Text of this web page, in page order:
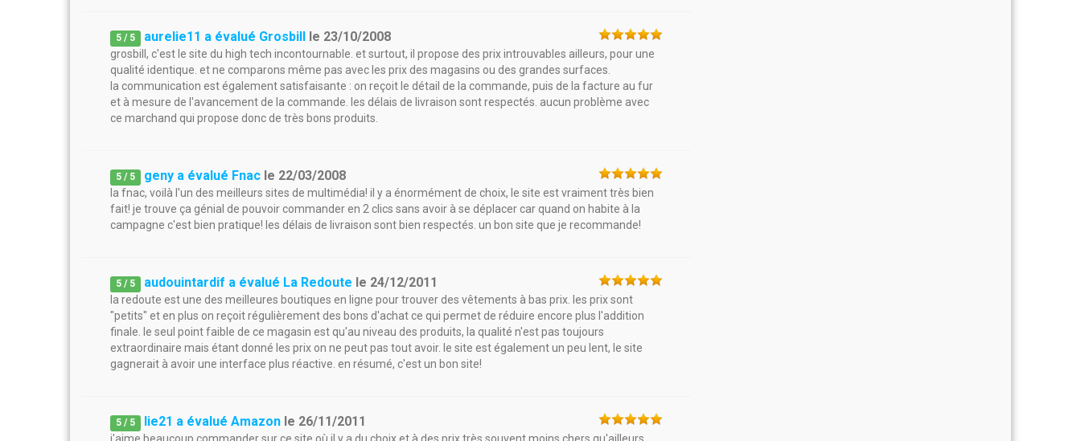
5 / 5 aurelie11 a évalué Grosbill le 23/10/2008
grosbill, c'est le site du high tech incontournable. et surtout, il propose des prix introuvables ailleurs, pour une
qualité identique. et ne comparons même pas avec les prix des magasins ou des grandes surfaces.
la communication est également satisfaisante : on reçoit le détail de la commande, puis de la facture au fur
et à mesure de l'avancement de la commande. les délais de livraison sont respectés. aucun problème avec
ce marchand qui propose donc de très bons produits.
5 / 5 geny a évalué Fnac le 22/03/2008
la fnac, voilà l'un des meilleurs sites de multimédia! il y a énormément de choix, le site est vraiment très bien
fait! je trouve ça génial de pouvoir commander en 2 clics sans avoir à se déplacer car quand on habite à la
campagne c'est bien pratique! les délais de livraison sont bien respectés. un bon site que je recommande!
5 / 5 audouintardif a évalué La Redoute le 24/12/2011
la redoute est une des meilleures boutiques en ligne pour trouver des vêtements à bas prix. les prix sont
"petits" et en plus on reçoit régulièrement des bons d'achat ce qui permet de réduire encore plus l'addition
finale. le seul point faible de ce magasin est qu'au niveau des produits, la qualité n'est pas toujours
extraordinaire mais étant donné les prix on ne peut pas tout avoir. le site est également un peu lent, le site
gagnerait à avoir une interface plus réactive. en résumé, c'est un bon site!
5 / 5 lie21 a évalué Amazon le 26/11/2011